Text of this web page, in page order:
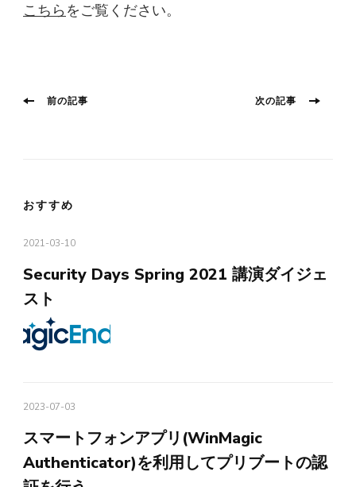
こちら をご覧ください。
投
ゲ
シ
ョ
ン
前の記事 次の記事 次
おすすめ
2021-03-10
Security Days Spring 2021 講演ダイジェ
スト
2023-07-03
スマートフォンアプリ(WinMagic
Authenticator)を利用してプリブートの認